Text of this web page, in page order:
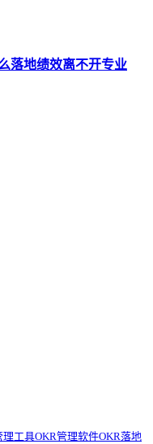
落地绩效离不开专业
理工具OKR管理软件OKR落地